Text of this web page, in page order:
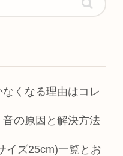
くなる理由はコレ
の原因と解決方法
イズ25cm)一覧とお